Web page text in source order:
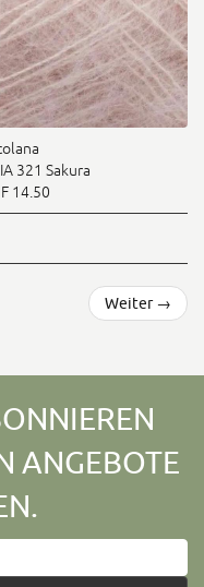
321 Sakura
14.50
Weiter→
ANGEBOTE